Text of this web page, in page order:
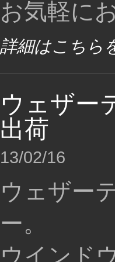
お気軽に
詳細はこちら
ウェザー
出荷
13/02/16
ウェザー
ー。
ウインド